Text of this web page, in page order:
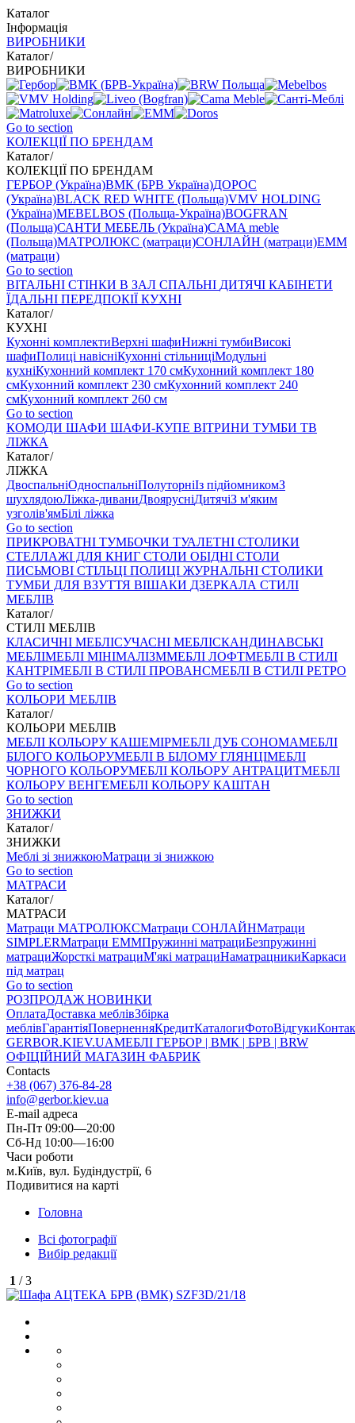
Каталог
Інформація
ВИРОБНИКИ
Каталог/
ВИРОБНИКИ
Go to section
КОЛЕКЦІЇ ПО БРЕНДАМ
Каталог/
КОЛЕКЦІЇ ПО БРЕНДАМ
ГЕРБОР (Україна)ВМК (БРВ Україна)ДОРОС
(Україна)BLACK RED WHITE (Польща)VMV HOLDING
(Україна)MEBELBOS (Польща-Україна)BOGFRAN
(Польща)САНТИ МЕБЕЛЬ (Україна)CAMA meble
(Польща)МАТРОЛЮКС (матраци)СОНЛАЙН (матраци)EMM
(матраци)
Go to section
ВIТАЛЬНI СТІНКИ В ЗАЛ СПАЛЬНІ ДИТЯЧІ КАБІНЕТИ
ЇДАЛЬНI ПЕРЕДПОКІЇ КУХНІ
Каталог/
КУХНІ
Кухонні комплектиВерхні шафиНижні тумбиВисокі
шафиПолиці навісніКухонні стільниціМодульні
кухніКухонний комплект 170 смКухонний комплект 180
смКухонний комплект 230 смКухонний комплект 240
смКухонний комплект 260 см
Go to section
КОМОДИ ШАФИ ШАФИ-КУПЕ ВІТРИНИ ТУМБИ ТВ
ЛІЖКА
Каталог/
ЛІЖКА
ДвоспальніОдноспальніПолуторніІз підйомникомЗ
шухлядоюЛіжка-диваниДвоярусніДитячіЗ м'яким
узголів'ямБілі ліжка
Go to section
ПРИКРОВАТНІ ТУМБОЧКИ ТУАЛЕТНІ СТОЛИКИ
СТЕЛЛАЖІ ДЛЯ КНИГ СТОЛИ ОБІДНІ СТОЛИ
ПИСЬМОВІ СТІЛЬЦI ПОЛИЦІ ЖУРНАЛЬНІ СТОЛИКИ
ТУМБИ ДЛЯ ВЗУТТЯ ВІШАКИ ДЗЕРКАЛА СТИЛІ
МЕБЛІВ
Каталог/
СТИЛІ МЕБЛІВ
КЛАСИЧНІ МЕБЛІСУЧАСНІ МЕБЛІСКАНДИНАВСЬКІ
МЕБЛІМЕБЛІ МІНІМАЛІЗММЕБЛІ ЛОФТМЕБЛІ В СТИЛІ
КАНТРІМЕБЛІ В СТИЛІ ПРОВАНСМЕБЛІ В СТИЛІ РЕТРО
Go to section
КОЛЬОРИ МЕБЛІВ
Каталог/
КОЛЬОРИ МЕБЛІВ
МЕБЛІ КОЛЬОРУ КАШЕМІРМЕБЛІ ДУБ СОНОМАМЕБЛІ
БІЛОГО КОЛЬОРУМЕБЛІ В БІЛОМУ ГЛЯНЦІМЕБЛІ
ЧОРНОГО КОЛЬОРУМЕБЛІ КОЛЬОРУ АНТРАЦИТМЕБЛІ
КОЛЬОРУ ВЕНГЕМЕБЛІ КОЛЬОРУ КАШТАН
Go to section
ЗНИЖКИ
Каталог/
ЗНИЖКИ
Меблі зі знижкоюМатраци зі знижкою
Go to section
МАТРАСИ
Каталог/
МАТРАСИ
Матраци МАТРОЛЮКСМатраци СОНЛАЙНМатраци
SIMPLERМатраци ЕММПружинні матрациБезпружинні
матрациЖорсткі матрациМ'які матрациНаматрацникиКаркаси
під матрац
Go to section
РОЗПРОДАЖ НОВИНКИ
ОплатаДоставка меблівЗбірка
меблівГарантіяПоверненняКредитКаталогиФотоВідгуки
GERBOR.KIEV.UAМЕБЛI ГЕРБОР | ВМК | БРВ | BRW
ОФІЦІЙНИЙ МАГАЗИН ФАБРИК
Contacts
+38 (067) 376-84-28
info@gerbor.kiev.ua
E-mail адреса
Пн-Пт 09:00—20:00
Сб-Нд 10:00—16:00
Часи роботи
м.Київ, вул. Будіндустрії, 6
Подивитися на карті
Головна
Всі фотографії
Вибір редакції
1 / 3